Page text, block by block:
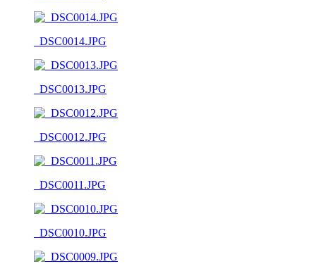
_DSC0014.JPG
_DSC0013.JPG
_DSC0012.JPG
_DSC0011.JPG
_DSC0010.JPG